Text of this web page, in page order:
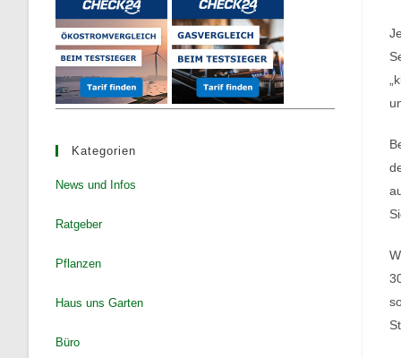
Kategorien
News und Infos
Ratgeber
Pflanzen
Haus uns Garten
Büro